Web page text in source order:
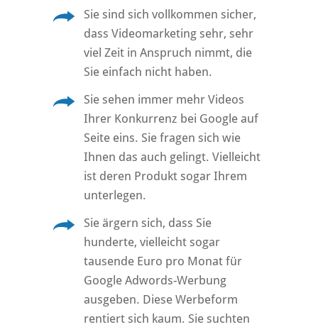
Sie sind sich vollkommen sicher,
dass Videomarketing sehr, sehr
viel Zeit in Anspruch nimmt, die
Sie einfach nicht haben.
Sie sehen immer mehr Videos
Ihrer Konkurrenz bei Google auf
Seite eins. Sie fragen sich wie
Ihnen das auch gelingt. Vielleicht
ist deren Produkt sogar Ihrem
unterlegen.
Sie ärgern sich, dass Sie
hunderte, vielleicht sogar
tausende Euro pro Monat für
Google Adwords-Werbung
ausgeben. Diese Werbeform
rentiert sich kaum. Sie suchten